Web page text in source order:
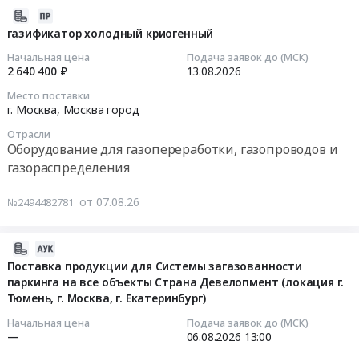
газификатор холодный криогенный
Начальная цена
2 640 400 ₽
Подача заявок до (МСК)
13.08.2026
Место поставки
г. Москва, Москва город
Отрасли
Оборудование для газопереработки, газопроводов и
газораспределения
№2494482781 от 07.08.26
Поставка продукции для Системы загазованности
паркинга на все объекты Страна Девелопмент (локация г.
Тюмень, г. Москва, г. Екатеринбург)
Начальная цена
—
Подача заявок до (МСК)
06.08.2026 13:00